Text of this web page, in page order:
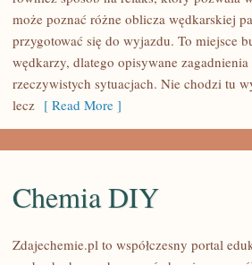
WĘDKARSKA
może poznać różne oblicza wędkarskiej
przygotować się do wyjazdu. To miejsce
wędkarzy, dlatego opisywane
rzeczywistych sytuacjach. Nie chodzi tu
lecz [ Read More ]
Chemia DIY
Zdajechemie.pl to współczesny portal